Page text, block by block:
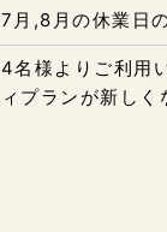
7月,8月の休業日
4名様よりご利用
ィプランが新しく